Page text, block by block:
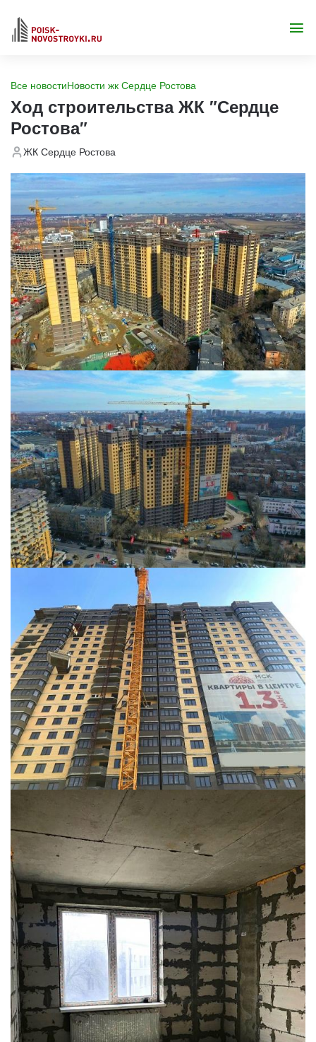
Все новостиНовости жк Сердце Ростова
Ход строительства ЖК "Сердце
Ростова"
ЖК Сердце Ростова